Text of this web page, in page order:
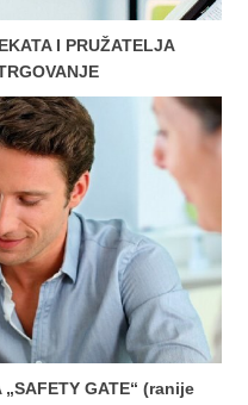
I PRUŽATELJA
„SAFETY GATE“ (ranije